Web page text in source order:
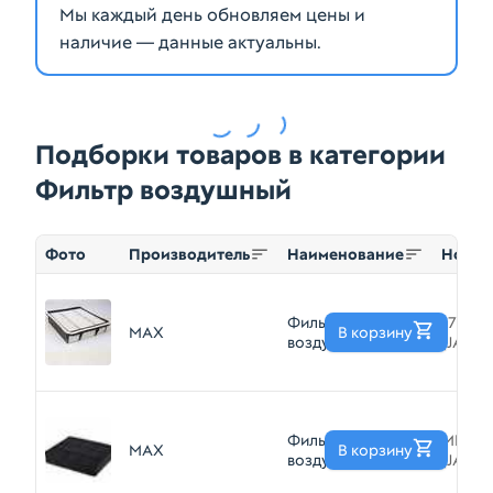
Мы каждый день обновляем цены и
наличие — данные актуальны.
Подборки товаров в категории
Фильтр воздушный
Фото Производитель Наименование Номер
MAX
Фильтр
воздушный MAX
В корзину
MAX
Фильтр
воздушный MAX
(JA316)
В корзину